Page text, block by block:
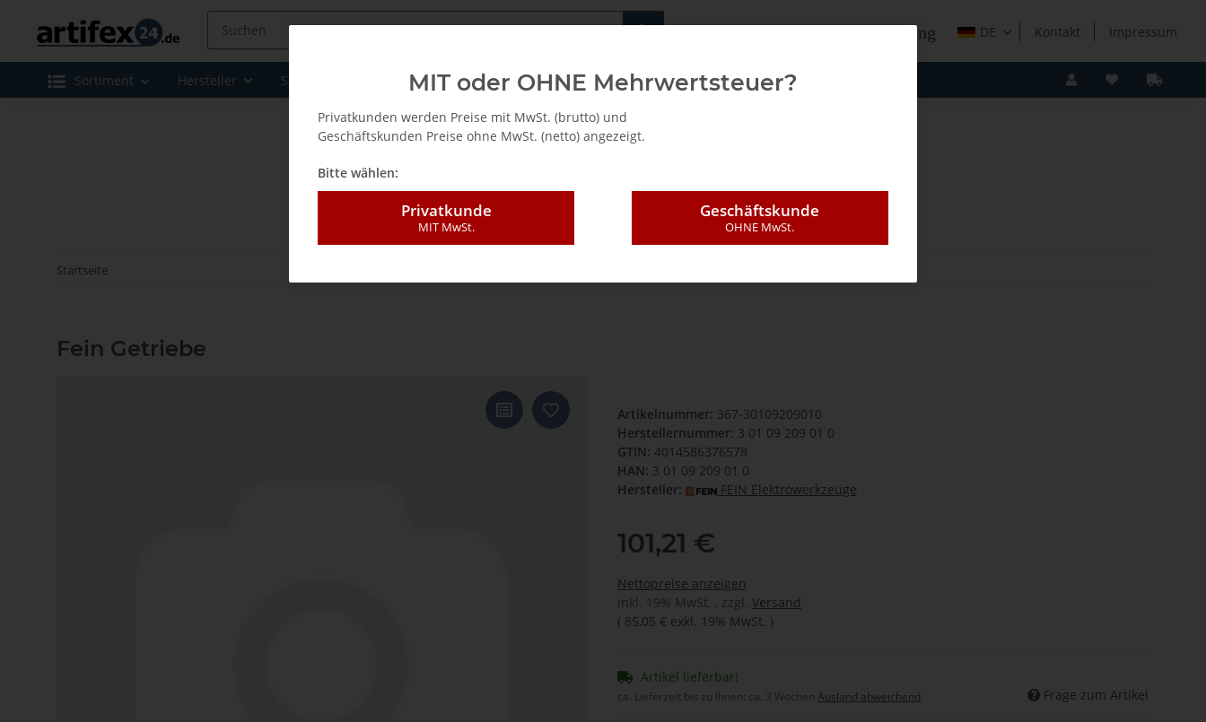
Fachshop für die Holzverarbeitung DE Kontakt Impressum
Sortiment Hersteller Sale Leasing / Mietkauf
Startseite
Fein Getriebe
Artikelnummer: 367-30109209010
Herstellernummer: 3 01 09 209 01 0
GTIN: 4014586376578
HAN: 3 01 09 209 01 0
Hersteller:
FEIN Elektrowerkzeuge
101,21 €
Nettopreise anzeigen
inkl. 19% MwSt. , zzgl. Versand
( 85,05 € exkl. 19% MwSt. )
Artikel lieferbar!
ca. Lieferzeit bis zu Ihnen: ca. 3 Wochen Ausland abweichend Frage zum Artikel
MIT oder OHNE Mehrwertsteuer?
Privatkunden werden Preise mit MwSt. (brutto) und
Geschäftskunden Preise ohne MwSt. (netto) angezeigt.
Bitte wählen:
Privatkunde
MIT MwSt.
Geschäftskunde
OHNE MwSt.